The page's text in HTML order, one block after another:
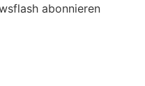
abonnieren